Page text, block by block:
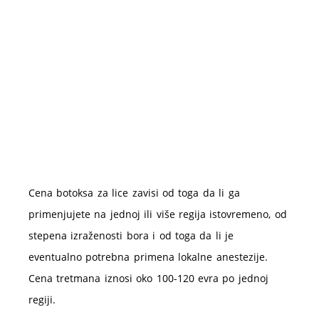
Cena botoksa za lice zavisi od toga da li ga
primenjujete na jednoj ili više regija istovremeno, od
stepena izraženosti bora i od toga da li je
eventualno potrebna primena lokalne anestezije.
Cena tretmana iznosi oko 100-120 evra po jednoj
regiji.